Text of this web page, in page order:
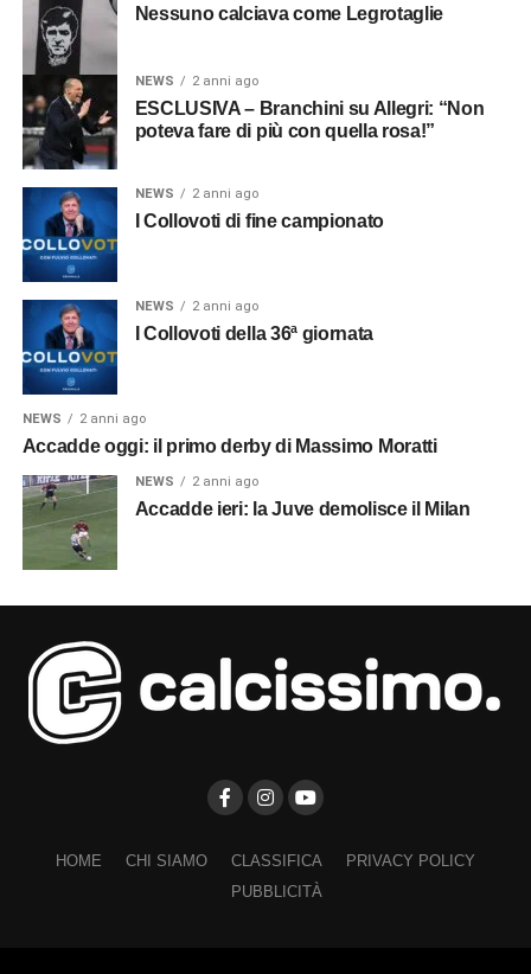
Nessuno calciava come Legrotaglie
NEWS 2 anni ago
ESCLUSIVA – Branchini su Allegri: “Non
poteva fare di più con quella rosa!”
NEWS 2 anni ago
I Collovoti di fine campionato
NEWS 2 anni ago
I Collovoti della 36ª giornata
NEWS 2 anni ago
Accadde oggi: il primo derby di Massimo Moratti
NEWS 2 anni ago
Accadde ieri: la Juve demolisce il Milan
HOME CHI SIAMO CLASSIFICA
PRIVACY POLICY
PUBBLICITÀ